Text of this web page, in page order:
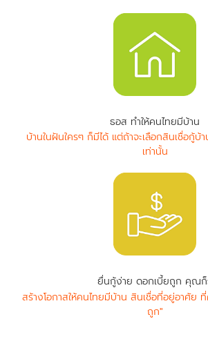
ธอส ทำให้คนไทยมีบ้าน
บ้านในฝันใครๆ ก็มีได้ แต่ถ้าจะเลือกสินเชื่อกู้บ้
เท่านั้น
ยื่นกู้ง่าย ดอกเบี้ยถูก คุณ
สร้างโอกาสให้คนไทยมีบ้าน สินเชื่อที่อยู่อาศัย
ถูก"